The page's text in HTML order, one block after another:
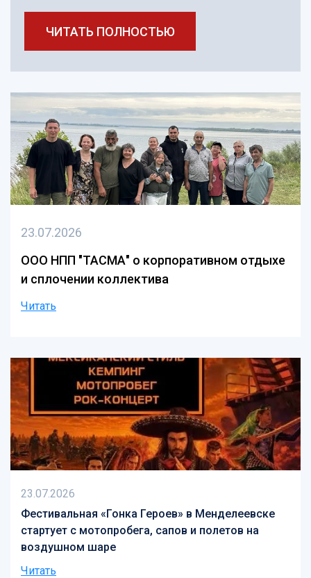
23.07.2026
ООО НПП "ТАСМА" о корпоративном отдыхе
и сплочении коллектива
Читать
23.07.2026
Фестивальная «Гонка Героев» в Менделеевске
стартует с мотопробега, сапов и полетов на
воздушном шаре
Читать
ЧИТАТЬ ПОЛНОСТЬЮ